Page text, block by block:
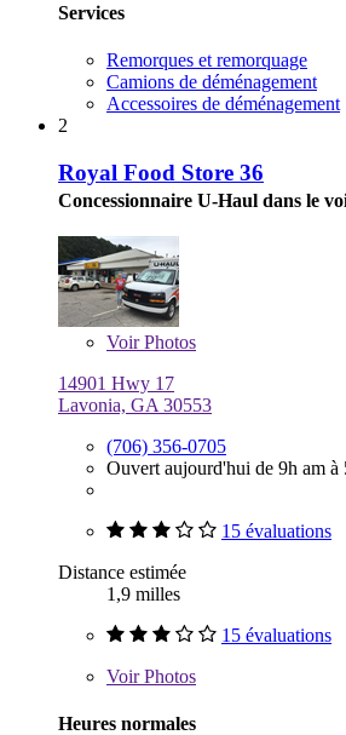
Services
Remorques et remorquage
Camions de déménagement
Accessoires de déménagement
2
Royal Food Store 36
Concessionnaire U-Haul dans le
VoirPhotos
14901 Hwy 17
Lavonia, GA 30553
(706) 356-0705
Ouvert aujourd'hui de 9h am à
15 évaluations
Distance estimée
1,9 milles
15 évaluations
VoirPhotos
Heures normales